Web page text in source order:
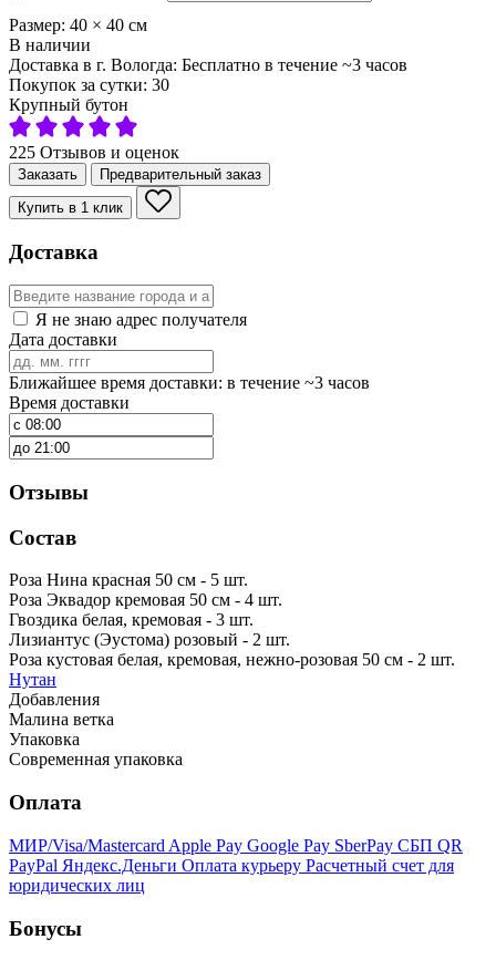
Размер: 40 × 40 см
В наличии
Доставка в г. Вологда: Бесплатно в течение ~3 часов
Покупок за сутки: 30
Крупный бутон
225 Отзывов и оценок
Заказать
Предварительный заказ
Купить в 1 клик
Доставка
Я не знаю адрес получателя
Дата доставки
Ближайшее время доставки: в течение ~3 часов
Время доставки
Отзывы
Состав
Роза Нина красная 50 см - 5 шт.
Роза Эквадор кремовая 50 см - 4 шт.
Гвоздика белая, кремовая - 3 шт.
Лизиантус (Эустома) розовый - 2 шт.
Роза кустовая белая, кремовая, нежно-розовая 50 см - 2 шт.
Нутан
Добавления
Малина ветка
Упаковка
Современная упаковка
Оплата
МИР/Visa/Mastercard Apple Pay Google Pay SberPay СБП QR
PayPal Яндекс.Деньги Оплата курьеру Расчетный счет для
юридических лиц
Бонусы